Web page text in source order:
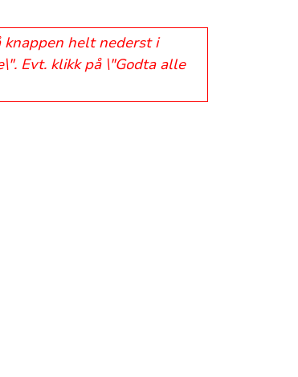
knappen helt nederst i
Evt. klikk på \"Godta alle